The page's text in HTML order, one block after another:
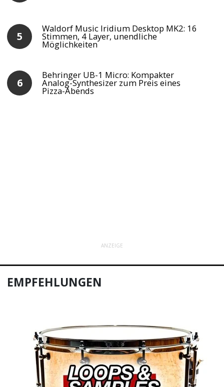
Waldorf Music Iridium Desktop MK2: 16
Stimmen, 4 Layer, unendliche
Möglichkeiten
Behringer UB-1 Micro: Kompakter
Analog-Synthesizer zum Preis eines
Pizza-Abends
ANZEIGE
EMPFEHLUNGEN